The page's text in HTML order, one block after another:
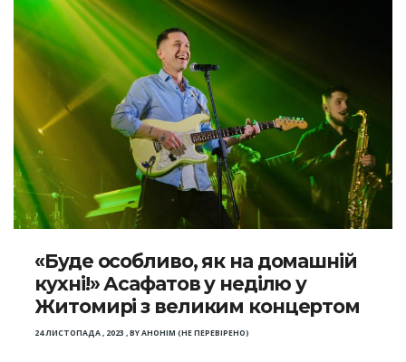
«Буде особливо, як на домашній
кухні!» Асафатов у неділю у
Житомирі з великим концертом
24 ЛИСТОПАДА , 2023 ,BYАНОНІМ (НЕ ПЕРЕВІРЕНО)